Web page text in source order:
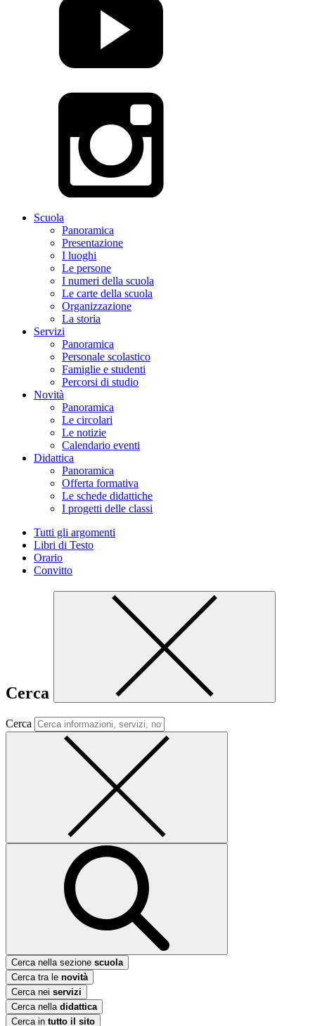
Scuola
Panoramica
Presentazione
I luoghi
Le persone
I numeri della scuola
Le carte della scuola
Organizzazione
La storia
Servizi
Panoramica
Personale scolastico
Famiglie e studenti
Percorsi di studio
Novità
Panoramica
Le circolari
Le notizie
Calendario eventi
Didattica
Panoramica
Offerta formativa
Le schede didattiche
I progetti delle classi
Tutti gli argomenti
Libri di Testo
Orario
Convitto
Cerca
Cerca
Cerca nella sezione scuola
Cerca tra le novità
Cerca nei servizi
Cerca nella didattica
Cerca in tutto il sito